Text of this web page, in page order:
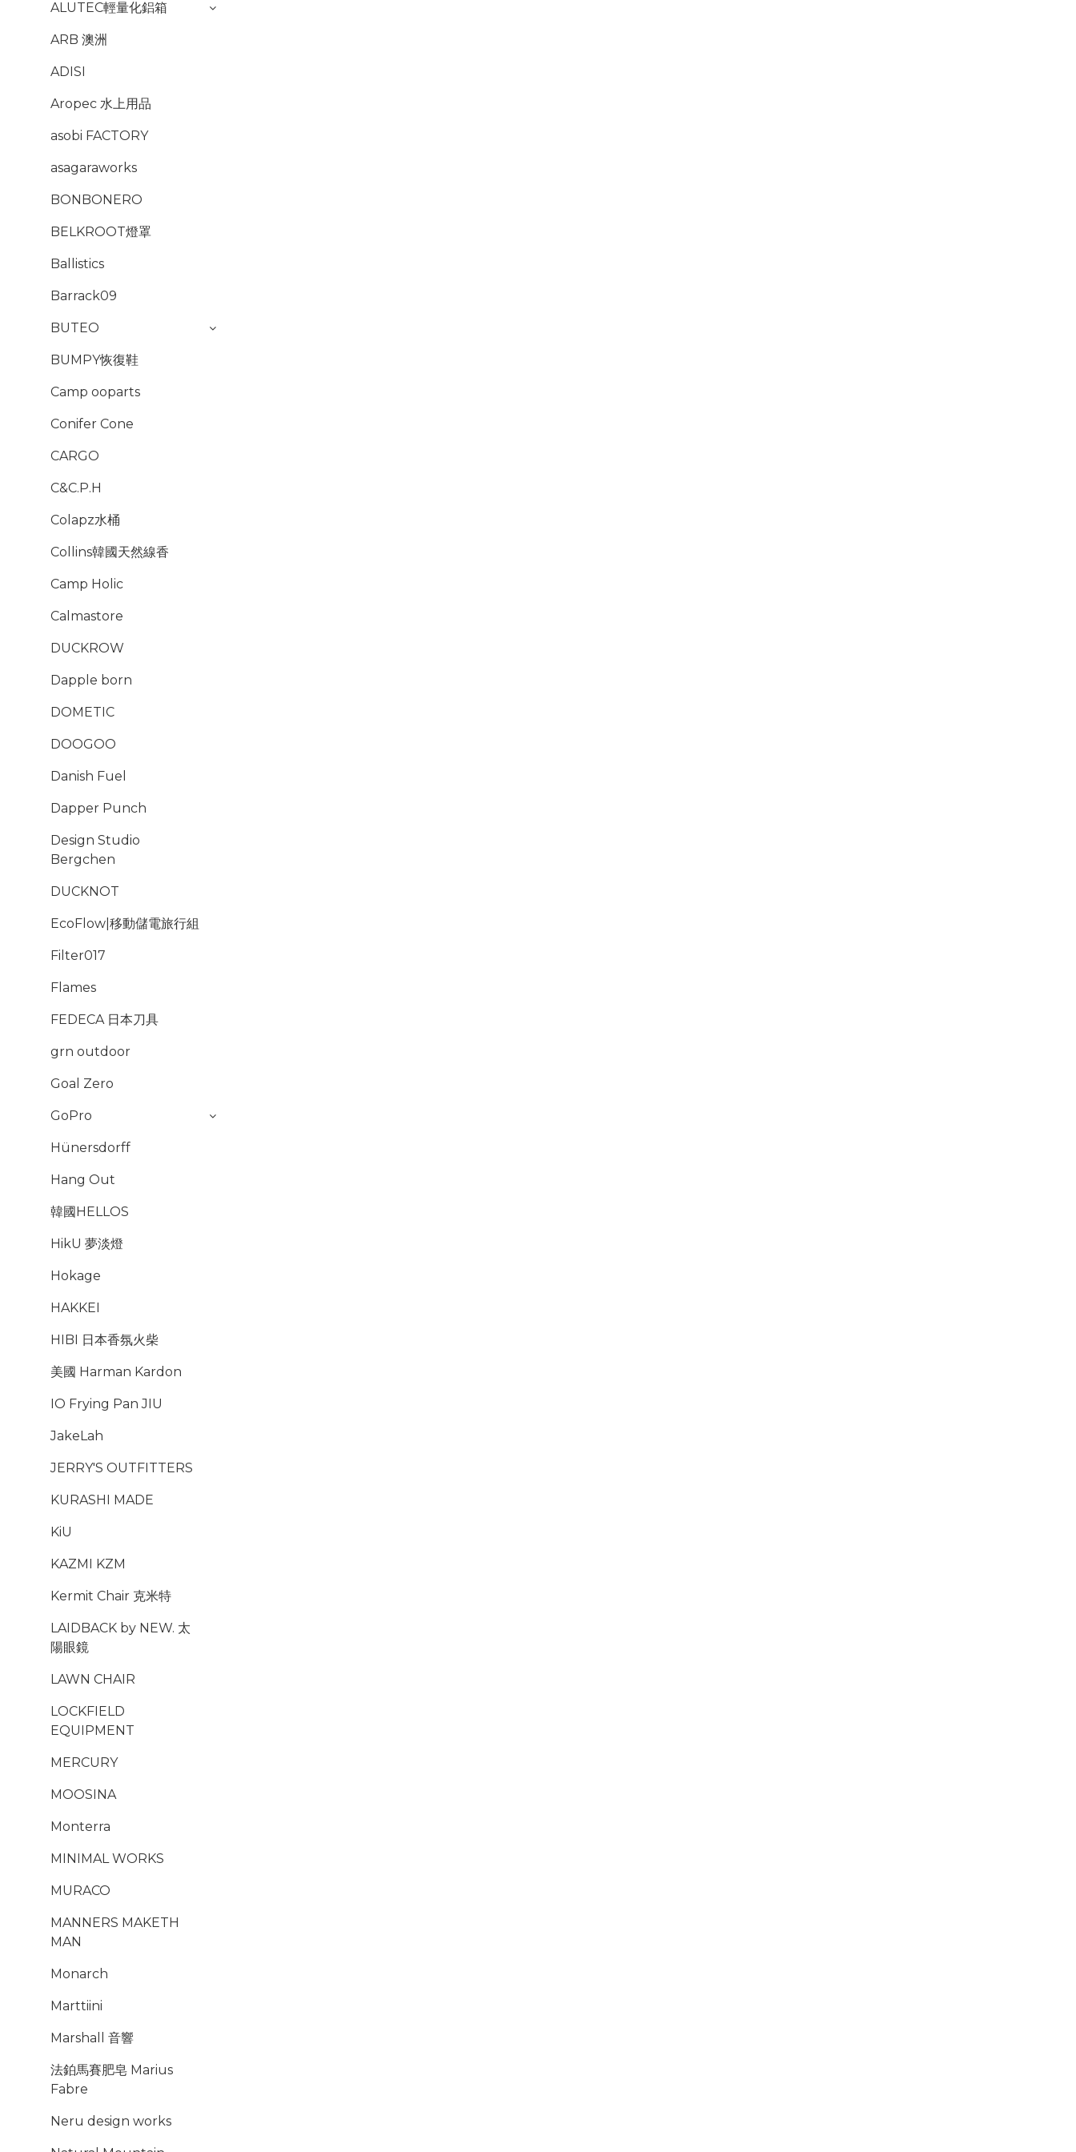
ALUTEC輕量化鋁箱
ARB 澳洲
ADISI
Aropec 水上用品
asobi FACTORY
asagaraworks
BONBONERO
BELKROOT燈罩
Ballistics
Barrack09
BUTEO
BUMPY恢復鞋
Camp ooparts
Conifer Cone
CARGO
C&C.P.H
Colapz水桶
Collins韓國天然線香
Camp Holic
Calmastore
DUCKROW
Dapple born
DOMETIC
DOOGOO
Danish Fuel
Dapper Punch
Design Studio
Bergchen
DUCKNOT
EcoFlow|移動儲電旅行組
Filter017
Flames
FEDECA 日本刀具
grn outdoor
Goal Zero
GoPro
Hünersdorff
Hang Out
韓國HELLOS
HikU 夢淡燈
Hokage
HAKKEI
HIBI 日本香氛火柴
美國 Harman Kardon
IO Frying Pan JIU
JakeLah
JERRY'S OUTFITTERS
KURASHI MADE
KiU
KAZMI KZM
Kermit Chair 克米特
LAIDBACK by NEW. 太
陽眼鏡
LAWN CHAIR
LOCKFIELD
EQUIPMENT
MERCURY
MOOSINA
Monterra
MINIMAL WORKS
MURACO
MANNERS MAKETH
MAN
Monarch
Marttiini
Marshall 音響
法鉑馬賽肥皂 Marius
Fabre
Neru design works